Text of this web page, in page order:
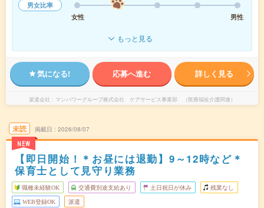
男女比率
女性
男性
もっと見る
気になる! 応募へ進む 詳しく見る
派遣会社 マンパワーグループ株式会社 ケアサービス事業部 （医療福祉介護関連）
未読
NEW
掲載日 2026/08/07
【即日開始！＊お昼には退勤】9～12時など＊
保育士として見守り業務
職種未経験OK 交通費別途支給あり 土日祝日が休み 残業なし
WEB登録OK 派遣